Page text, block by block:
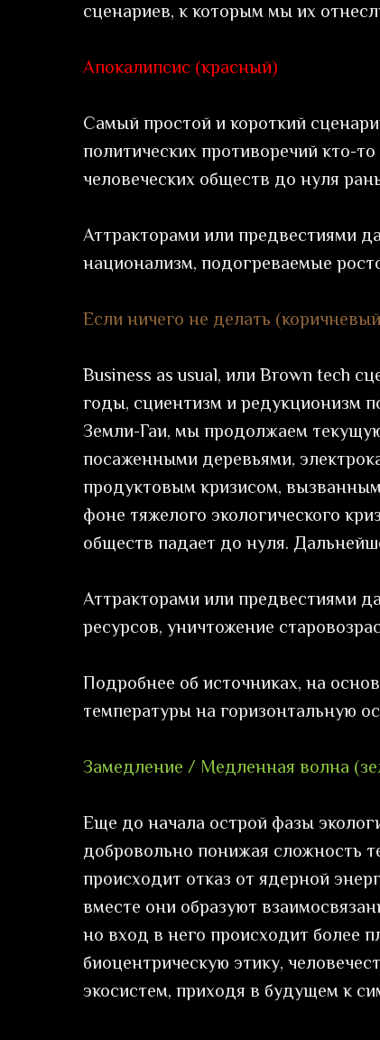
сценариев, к которым мы их
Апокалипсис (красный)
Самый простой и короткий
политических противоречий кто-
человеческих обществ до нуля
Аттракторами или предвестиями
национализм, подогреваемые
Если ничего не делать
Business as usual, или Brown tech
годы, сциентизм и редукционизм
Земли-Гаи, мы продолжаем
посаженными деревьями,
продуктовым кризисом,
фоне тяжелого экологического
обществ падает до нуля.
Аттракторами или предвестиями
ресурсов, уничтожение
Подробнее об источниках, на
температуры на горизонтальную
Замедление / Медленная волна
Еще до начала острой фазы
добровольно понижая сложность
происходит отказ от ядерной
вместе они образуют
но вход в него происходит более
биоцентрическую этику,
экосистем, приходя в будущем к